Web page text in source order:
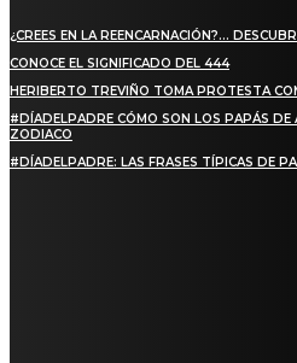
¿CREES EN LA REENCARNACIÓN?…
CONOCE EL SIGNIFICADO DEL 444
HERIBERTO TREVIÑO TOMA PROTESTA
#DÍADELPADRE CÓMO SON LOS PAPÁS DE
ZODIACO
#DÍADELPADRE: LAS FRASES TÍPICAS DE